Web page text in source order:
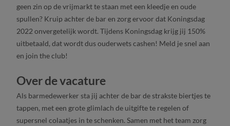
geen zin op de vrijmarkt te staan met een kleedje en oude
spullen? Kruip achter de bar en zorg ervoor dat Koningsdag
2022 onvergetelijk wordt. Tijdens Koningsdag krijg jij 150%
uitbetaald, dat wordt dus ouderwets cashen! Meld je snel aan
en join the club!
Over de vacature
Als barmedewerker sta jij achter de bar de strakste biertjes te
tappen, met een grote glimlach de uitgifte te regelen of
supersnel colaatjes in te schenken. Samen met het team zorg